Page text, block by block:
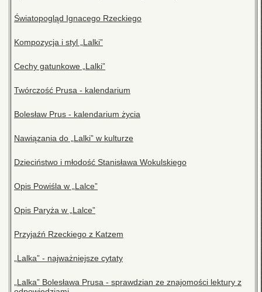
Światopogląd Ignacego Rzeckiego
Kompozycja i styl „Lalki”
Cechy gatunkowe „Lalki”
Twórczość Prusa - kalendarium
Bolesław Prus - kalendarium życia
Nawiązania do „Lalki” w kulturze
Dzieciństwo i młodość Stanisława Wokulskiego
Opis Powiśla w „Lalce”
Opis Paryża w „Lalce”
Przyjaźń Rzeckiego z Katzem
„Lalka” - najważniejsze cytaty
„Lalka” Bolesława Prusa - sprawdzian ze znajomości lektury z